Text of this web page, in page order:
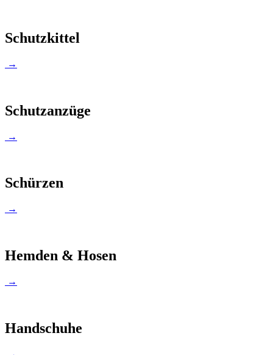
Schutzkittel
→
Schutzanzüge
→
Schürzen
→
Hemden & Hosen
→
Handschuhe